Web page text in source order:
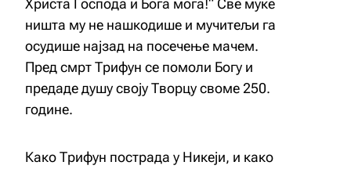
Христа Господа и Бога мога!“ Све муке
ништа му не нашкодише и мучитељи га
осудише најзад на посечење мачем.
Пред смрт Трифун се помоли Богу и
предаде душу своју Творцу своме 250.
године.
Како Трифун пострада у Никеји, и како